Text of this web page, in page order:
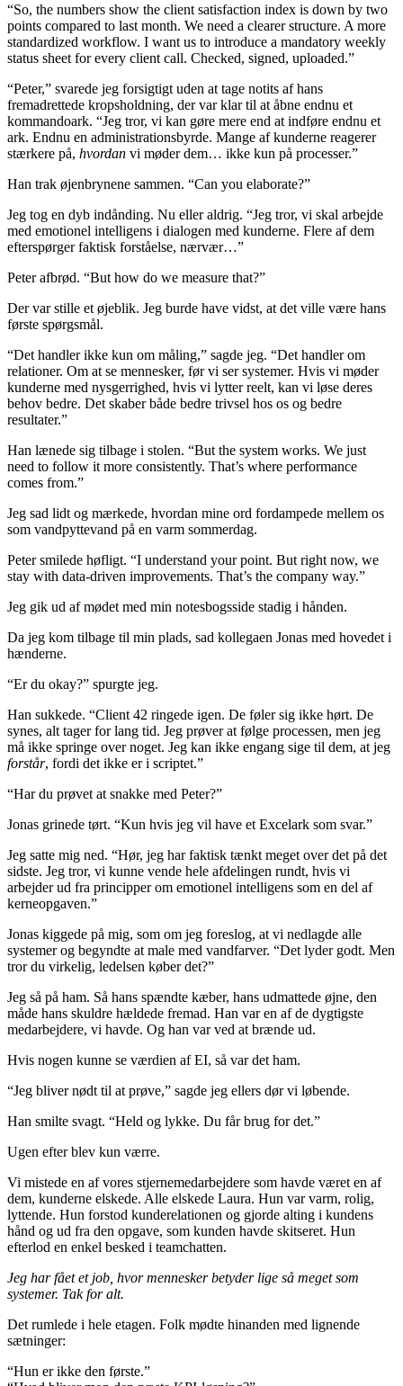
“So, the numbers show the client satisfaction index is down by two
points compared to last month. We need a clearer structure. A more
standardized workflow. I want us to introduce a mandatory weekly
status sheet for every client call. Checked, signed, uploaded.”
“Peter,” svarede jeg forsigtigt uden at tage notits af hans
fremadrettede kropsholdning, der var klar til at åbne endnu et
kommandoark. “Jeg tror, vi kan gøre mere end at indføre endnu et
ark. Endnu en administrationsbyrde. Mange af kunderne reagerer
stærkere på, hvordan vi møder dem… ikke kun på processer.”
Han trak øjenbrynene sammen. “Can you elaborate?”
Jeg tog en dyb indånding. Nu eller aldrig. “Jeg tror, vi skal arbejde
med emotionel intelligens i dialogen med kunderne. Flere af dem
efterspørger faktisk forståelse, nærvær…”
Peter afbrød. “But how do we measure that?”
Der var stille et øjeblik. Jeg burde have vidst, at det ville være hans
første spørgsmål.
“Det handler ikke kun om måling,” sagde jeg. “Det handler om
relationer. Om at se mennesker, før vi ser systemer. Hvis vi møder
kunderne med nysgerrighed, hvis vi lytter reelt, kan vi løse deres
behov bedre. Det skaber både bedre trivsel hos os og bedre
resultater.”
Han lænede sig tilbage i stolen. “But the system works. We just
need to follow it more consistently. That’s where performance
comes from.”
Jeg sad lidt og mærkede, hvordan mine ord fordampede mellem os
som vandpyttevand på en varm sommerdag.
Peter smilede høfligt. “I understand your point. But right now, we
stay with data-driven improvements. That’s the company way.”
Jeg gik ud af mødet med min notesbogsside stadig i hånden.
Da jeg kom tilbage til min plads, sad kollegaen Jonas med hovedet i
hænderne.
“Er du okay?” spurgte jeg.
Han sukkede. “Client 42 ringede igen. De føler sig ikke hørt. De
synes, alt tager for lang tid. Jeg prøver at følge processen, men jeg
må ikke springe over noget. Jeg kan ikke engang sige til dem, at jeg
forstår, fordi det ikke er i scriptet.”
“Har du prøvet at snakke med Peter?”
Jonas grinede tørt. “Kun hvis jeg vil have et Excelark som svar.”
Jeg satte mig ned. “Hør, jeg har faktisk tænkt meget over det på det
sidste. Jeg tror, vi kunne vende hele afdelingen rundt, hvis vi
arbejder ud fra principper om emotionel intelligens som en del af
kerneopgaven.”
Jonas kiggede på mig, som om jeg foreslog, at vi nedlagde alle
systemer og begyndte at male med vandfarver. “Det lyder godt. Men
tror du virkelig, ledelsen køber det?”
Jeg så på ham. Så hans spændte kæber, hans udmattede øjne, den
måde hans skuldre hældede fremad. Han var en af de dygtigste
medarbejdere, vi havde. Og han var ved at brænde ud.
Hvis nogen kunne se værdien af EI, så var det ham.
“Jeg bliver nødt til at prøve,” sagde jeg ellers dør vi løbende.
Han smilte svagt. “Held og lykke. Du får brug for det.”
Ugen efter blev kun værre.
Vi mistede en af vores stjernemedarbejdere som havde været en af
dem, kunderne elskede. Alle elskede Laura. Hun var varm, rolig,
lyttende. Hun forstod kunderelationen og gjorde alting i kundens
hånd og ud fra den opgave, som kunden havde skitseret. Hun
efterlod en enkel besked i teamchatten.
Jeg har fået et job, hvor mennesker betyder lige så meget som
systemer. Tak for alt.
Det rumlede i hele etagen. Folk mødte hinanden med lignende
sætninger:
“Hun er ikke den første.”